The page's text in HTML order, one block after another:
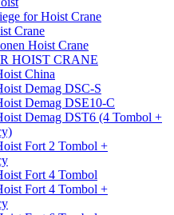
for Hoist Crane
Crane
Hoist Crane
HOIST CRANE
China
Demag DSC-S
Demag DSE10-C
Demag DST6 (4 Tombol +
Fort 2 Tombol +
Fort 4 Tombol
Fort 4 Tombol +